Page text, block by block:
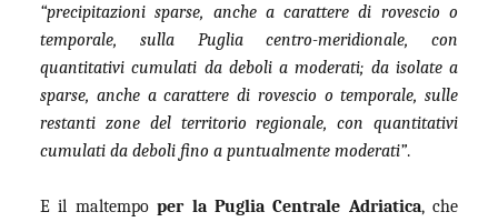
“precipitazioni sparse, anche a carattere di rovescio o
temporale, sulla Puglia centro-meridionale, con
quantitativi cumulati da deboli a moderati; da isolate a
sparse, anche a carattere di rovescio o temporale, sulle
restanti zone del territorio regionale, con quantitativi
cumulati da deboli fino a puntualmente moderati”.
E il maltempoper la Puglia Centrale Adriatica, che